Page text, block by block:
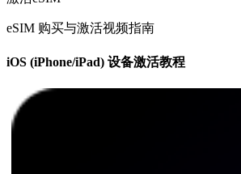
eSIM 购买与激活视频指南
iOS (iPhone/iPad) 设备激活教程